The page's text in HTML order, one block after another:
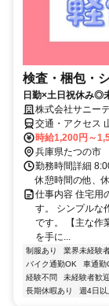
検査・梱包・
日勤×土日祝休み◎
株式会社サニー
交通・アクセス
子竜野バイパス
時給1,200円～
兵庫県たつの市
勤務時間詳細
休憩時間の他、
仕事内容 住宅用
す。 シンプルな
です。 【主な作
を手に...
制服あり 業界未経験
バイク通勤OK
車通勤
経験不問
未経験者歓迎
長期休暇あり
週4日以